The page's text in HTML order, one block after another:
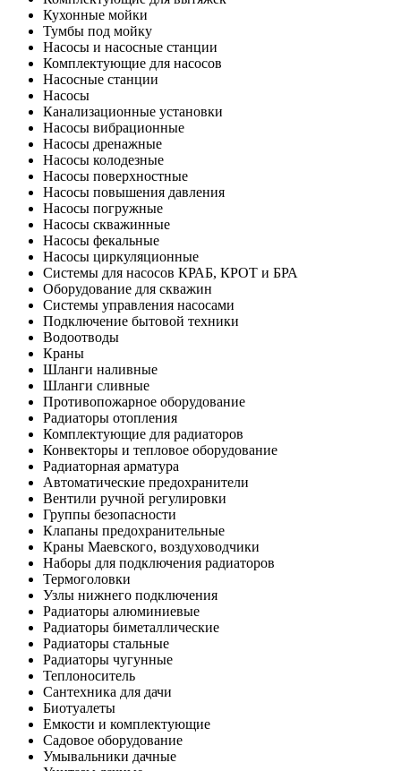
Кухонные мойки
Тумбы под мойку
Насосы и насосные станции
Комплектующие для насосов
Насосные станции
Насосы
Канализационные установки
Насосы вибрационные
Насосы дренажные
Насосы колодезные
Насосы поверхностные
Насосы повышения давления
Насосы погружные
Насосы скважинные
Насосы фекальные
Насосы циркуляционные
Системы для насосов КРАБ, КРОТ и БРА
Оборудование для скважин
Системы управления насосами
Подключение бытовой техники
Водоотводы
Краны
Шланги наливные
Шланги сливные
Противопожарное оборудование
Радиаторы отопления
Комплектующие для радиаторов
Конвекторы и тепловое оборудование
Радиаторная арматура
Автоматические предохранители
Вентили ручной регулировки
Группы безопасности
Клапаны предохранительные
Краны Маевского, воздуховодчики
Наборы для подключения радиаторов
Термоголовки
Узлы нижнего подключения
Радиаторы алюминиевые
Радиаторы биметаллические
Радиаторы стальные
Радиаторы чугунные
Теплоноситель
Сантехника для дачи
Биотуалеты
Емкости и комплектующие
Садовое оборудование
Умывальники дачные